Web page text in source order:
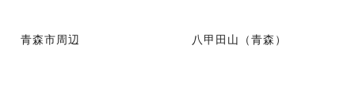
青森市周辺 八甲田山（青森）